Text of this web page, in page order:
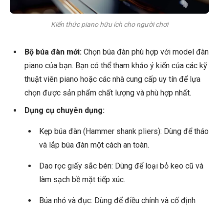
Kiến thức piano hữu ích cho người chơi
Bộ búa đàn mới: Chọn búa đàn phù hợp với model đàn
piano của bạn. Bạn có thể tham khảo ý kiến của các kỹ
thuật viên piano hoặc các nhà cung cấp uy tín để lựa
chọn được sản phẩm chất lượng và phù hợp nhất.
Dụng cụ chuyên dụng:
Kẹp búa đàn (Hammer shank pliers): Dùng để tháo
và lắp búa đàn một cách an toàn.
Dao rọc giấy sắc bén: Dùng để loại bỏ keo cũ và
làm sạch bề mặt tiếp xúc.
Búa nhỏ và đục: Dùng để điều chỉnh và cố định